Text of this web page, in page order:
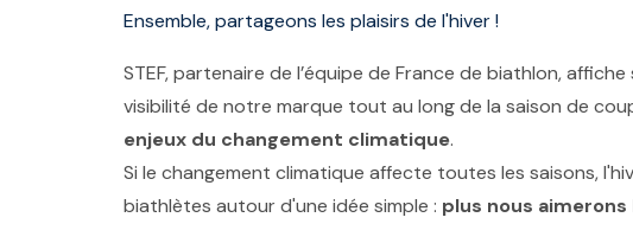
Ensemble, partageons les plaisirs de l'hiver !
STEF, partenaire de l’équipe de France de biathlon,
visibilité de notre marque tout au long de la saison de
enjeux du changement climatique.
Si le changement climatique affecte toutes les saisons,
biathlètes autour d'une idée simple : plus nous